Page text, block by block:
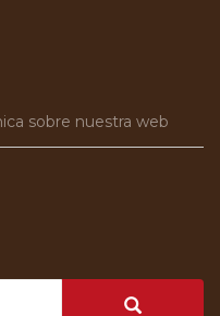
sobre nuestra web